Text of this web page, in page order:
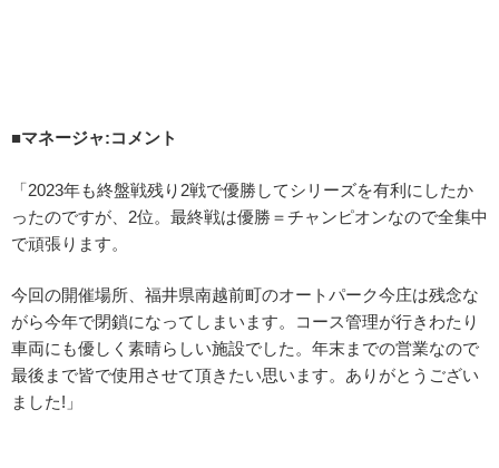
■マネージャ:コメント
「2023年も終盤戦残り2戦で優勝してシリーズを有利にしたか
ったのですが、2位。最終戦は優勝＝チャンピオンなので全集中
で頑張ります。
今回の開催場所、福井県南越前町のオートパーク今庄は残念な
がら今年で閉鎖になってしまいます。コース管理が行きわたり
車両にも優しく素晴らしい施設でした。年末までの営業なので
最後まで皆で使用させて頂きたい思います。ありがとうござい
ました!」